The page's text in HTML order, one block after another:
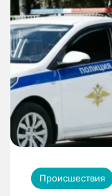
Происшествия